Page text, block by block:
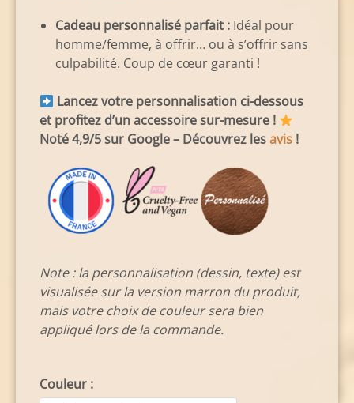
Cadeau personnalisé parfait : Idéal pour
homme/femme, à offrir… ou à s’offrir sans
culpabilité. Coup de cœur garanti !
Lancez votre personnalisation ci-dessous
et profitez d’un accessoire sur-mesure !
Noté 4,9/5 sur Google – Découvrez lesavis !
Note : la personnalisation (dessin, texte) est
visualisée sur la version marron du produit,
mais votre choix de couleur sera bien
appliqué lors de la commande.
Couleur :